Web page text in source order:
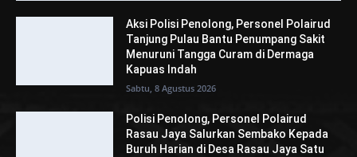
Aksi Polisi Penolong, Personel Polairud
Tanjung Pulau Bantu Penumpang Sakit
Menuruni Tangga Curam di Dermaga
Kapuas Indah
Sabtu, 8 Agustus 2026
Polisi Penolong, Personel Polairud
Rasau Jaya Salurkan Sembako Kepada
Buruh Harian di Desa Rasau Jaya Satu